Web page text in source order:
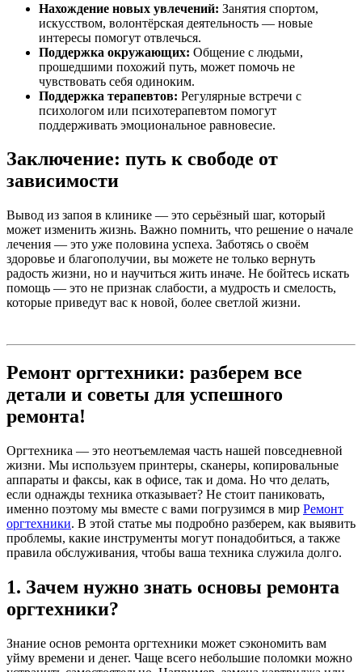
Нахождение новых увлечений: Занятия спортом,
искусством, волонтёрская деятельность — новые
интересы помогут отвлечься.
Поддержка окружающих: Общение с людьми,
прошедшими похожий путь, может помочь не
чувствовать себя одиноким.
Поддержка терапевтов: Регулярные встречи с
психологом или психотерапевтом помогут
поддерживать эмоциональное равновесие.
Заключение: путь к свободе от
зависимости
Вывод из запоя в клинике — это серьёзный шаг, который
может изменить жизнь. Важно помнить, что решение о начале
лечения — это уже половина успеха. Заботясь о своём
здоровье и благополучии, вы можете не только вернуть
радость жизни, но и научиться жить иначе. Не бойтесь искать
помощь — это не признак слабости, а мудрость и смелость,
которые приведут вас к новой, более светлой жизни.
Ремонт оргтехники: разберем все
детали и советы для успешного
ремонта!
Оргтехника — это неотъемлемая часть нашей повседневной
жизни. Мы используем принтеры, сканеры, копировальные
аппараты и факсы, как в офисе, так и дома. Но что делать,
если однажды техника отказывает? Не стоит паниковать,
именно поэтому мы вместе с вами погрузимся в мир Ремонт
оргтехники. В этой статье мы подробно разберем, как выявить
проблемы, какие инструменты могут понадобиться, а также
правила обслуживания, чтобы ваша техника служила долго.
1. Зачем нужно знать основы ремонта
оргтехники?
Знание основ ремонта оргтехники может сэкономить вам
уйму времени и денег. Чаще всего небольшие поломки можно